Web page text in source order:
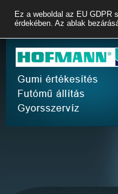
Ez a weboldal az EU GDPR
érdekében. Az ablak